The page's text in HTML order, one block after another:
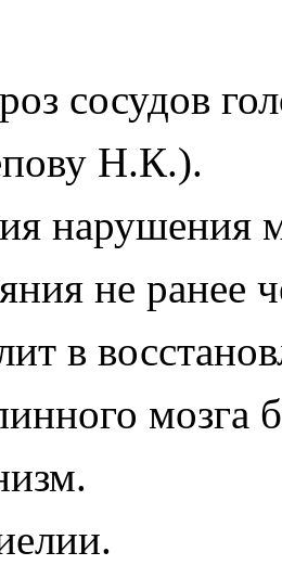
сосудов
Н.К.).
нарушения
не ранее
в
мозга